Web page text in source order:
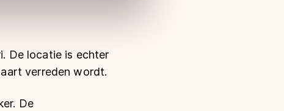
De locatie is echter
verreden wordt.
De